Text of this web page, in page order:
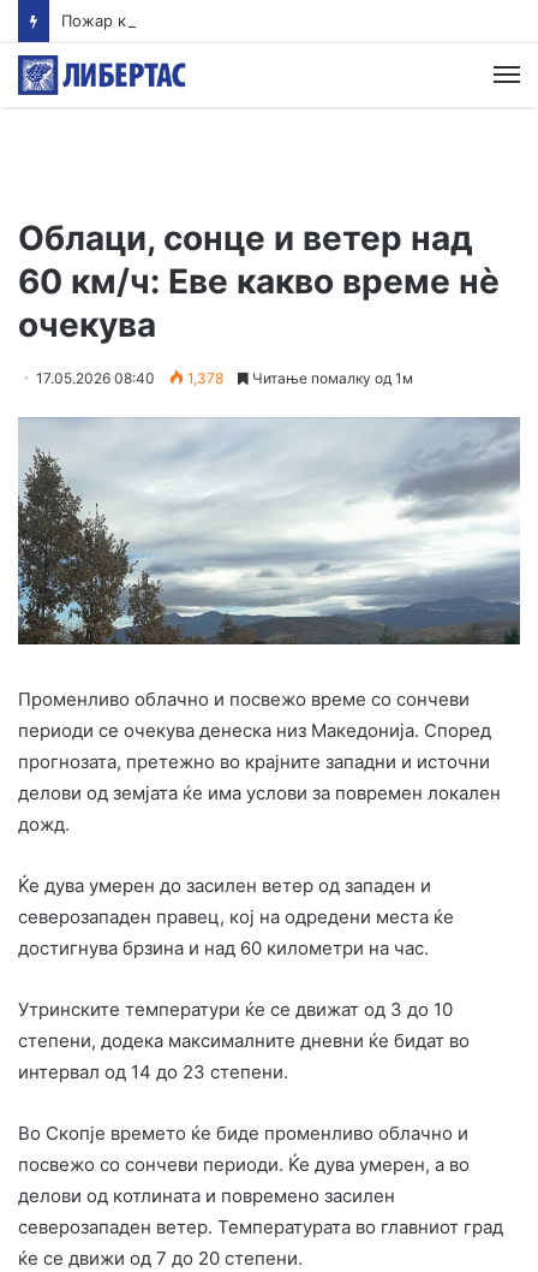
Облаци, сонце и ветер над
60 км/ч: Еве какво време нè
очекува
17.05.2026 08:40 1,378 Читање помалку од 1м
Променливо облачно и посвежо време со сончеви
периоди се очекува денеска низ Македонија. Според
прогнозата, претежно во крајните западни и источни
делови од земјата ќе има услови за повремен локален
дожд.
Ќе дува умерен до засилен ветер од западен и
северозападен правец, кој на одредени места ќе
достигнува брзина и над 60 километри на час.
Утринските температури ќе се движат од 3 до 10
степени, додека максималните дневни ќе бидат во
интервал од 14 до 23 степени.
Во Скопје времето ќе биде променливо облачно и
посвежо со сончеви периоди. Ќе дува умерен, а во
делови од котлината и повремено засилен
северозападен ветер. Температурата во главниот град
ќе се движи од 7 до 20 степени.